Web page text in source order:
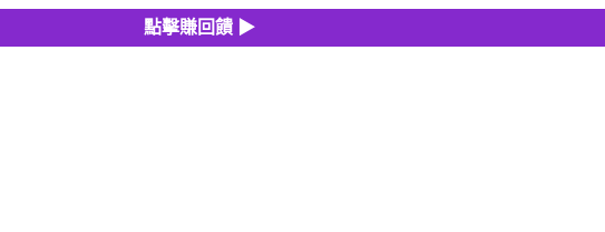
點擊賺回饋 ▶